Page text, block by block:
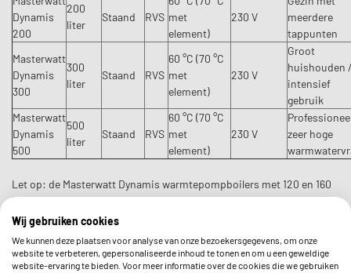
Dynamis
200
200
liter
Staand RVS met
element)
230 V
meerdere
tappunten
Masterwatt
Dynamis
300
300
liter
Staand RVS
60 °C (70 °C
met
element)
230 V
Groot
huishouden
intensief
gebruik
Masterwatt
Dynamis
500
500
liter
Staand RVS
60 °C (70 °C
met
element)
230 V
zeer hoge
Let op: de Masterwatt Dynamis warmtepompboilers met 120 en 160
liter zijn geschikt voor wandmontage. De uitvoeringen vanaf 200
liter worden staand geplaatst.
Wij gebruiken cookies
We kunnen deze plaatsen voor analyse van onze bezoekersgegevens, om onze
website te verbeteren, gepersonaliseerde inhoud te tonen en om u een geweldige
website-ervaring te bieden. Voor meer informatie over de cookies die we gebruiken